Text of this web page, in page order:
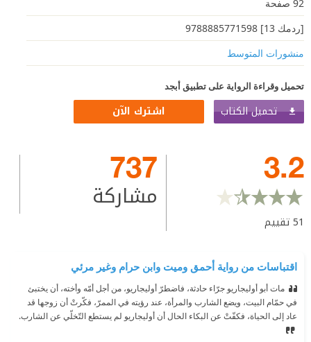
92 صفحة
[ردمك 13] 9788885771598
منشورات المتوسط
تحميل وقراءة الرواية على تطبيق أبجد
تحميل الكتاب اشترك الآن
3.2
51تقييم
737
مشاركة
اقتباسات من رواية أحمق وميت وابن حرام وغير مرئي
مات أبو أوليجاريو جرّاء حادثة، فاضطرّ أوليجاريو، من أجل أمّه وأخته، أن يختبئ
في حمّام البيت، ويضع الشارب والمرأة، عند رؤيته في الممرّ، فكّرتْ أن زوجها قد
عاد إلى الحياة، فكفّتْ عن البكاء الحال أن أوليجاريو لم يستطع التّخلّي عن الشارب.